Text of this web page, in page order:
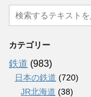
カテゴリー
鉄道 (983)
日本の鉄道 (720)
JR北海道 (38)